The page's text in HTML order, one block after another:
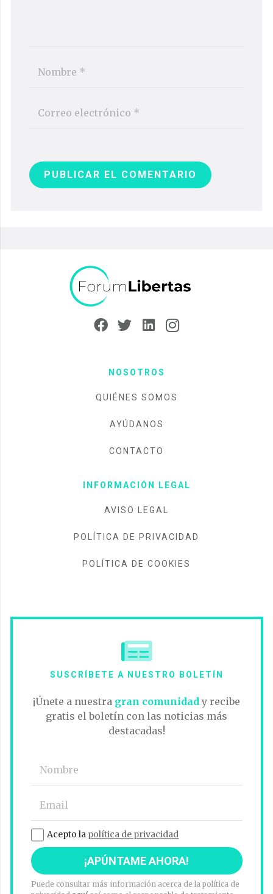
PUBLICAR EL COMENTARIO
NOSOTROS
QUIÉNES SOMOS
AYÚDANOS
CONTACTO
INFORMACIÓN LEGAL
AVISO LEGAL
POLÍTICA DE PRIVACIDAD
POLÍTICA DE COOKIES
SUSCRÍBETE A NUESTRO BOLETÍN
¡Únete a nuestra gran comunidady recibe
gratis el boletín con las noticias más
destacadas!
Acepto la política de privacidad
Puede consultar más información acerca de la política de